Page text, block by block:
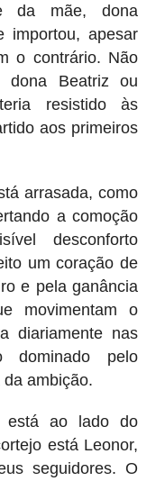
da mãe, dona
importou, apesar
o contrário. Não
dona Beatriz ou
resistido às
aos primeiros
arrasada, como
a comoção
desconforto
um coração de
e pela ganância
movimentam o
diariamente nas
dominado pelo
ambição.
ao lado do
está Leonor,
seguidores. O